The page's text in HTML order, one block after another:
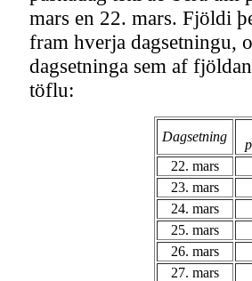
mars en 22. mars. Fjöldi
fram hverja dagsetningu,
dagsetninga sem af
töflu:
Dagsetning
22. mars
23. mars
24. mars
25. mars
26. mars
27. mars